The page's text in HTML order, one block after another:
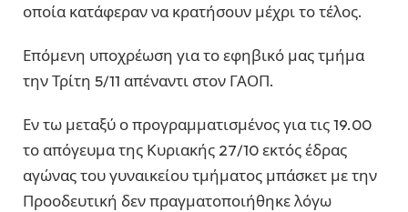
οποία κατάφεραν να κρατήσουν μέχρι το τέλος.
Επόμενη υποχρέωση για το εφηβικό μας τμήμα
την Τρίτη 5/11 απέναντι στον ΓΑΟΠ.
Εν τω μεταξύ ο προγραμματισμένος για τις 19.00
το απόγευμα της Κυριακής 27/10 εκτός έδρας
αγώνας του γυναικείου τμήματος μπάσκετ με την
Προοδευτική δεν πραγματοποιήθηκε λόγω